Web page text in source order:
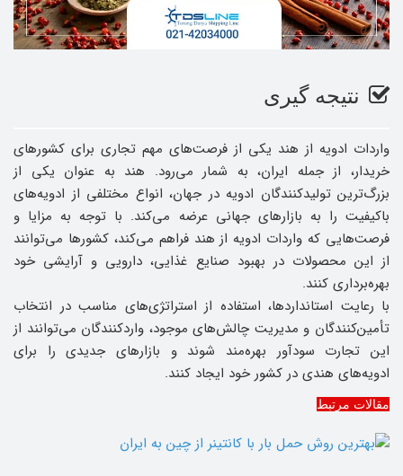
نتیجه گیری
واردات ادویه از هند یکی از فرصت‌های مهم تجاری برای کشورهای
خریدار، از جمله ایران، به شمار می‌رود. هند به عنوان یکی از
بزرگ‌ترین تولیدکنندگان ادویه در جهان، انواع مختلفی از ادویه‌های
باکیفیت را به بازارهای جهانی عرضه می‌کند. با توجه به مزایا و
فرصت‌هایی که واردات ادویه از هند فراهم می‌کند، کشورها می‌توانند
از این محصولات در بهبود صنایع غذایی، دارویی و آرایشی خود
بهره‌برداری کنند.
با رعایت استانداردها، استفاده از استراتژی‌های مناسب در انتخاب
تأمین‌کنندگان و مدیریت چالش‌های موجود، واردکنندگان می‌توانند از
این تجارت سودآور بهره‌مند شوند و بازارهای جدیدی را برای
ادویه‌های هندی در کشور خود ایجاد کنند.
مقالات مرتبط